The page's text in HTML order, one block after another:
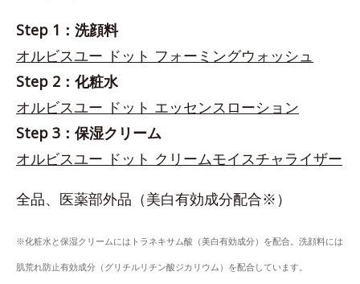
Step 1：洗顔料
オルビスユー ドット フォーミングウォッシュ
Step 2：化粧水
オルビスユー ドット エッセンスローション
Step 3：保湿クリーム
オルビスユー ドット クリームモイスチャライザー
全品、医薬部外品（美白有効成分配合※）
※化粧水と保湿クリームにはトラネキサム酸（美白有効成分）を配合。洗顔料には
肌荒れ防止有効成分（グリチルリチン酸ジカリウム）を配合しています。